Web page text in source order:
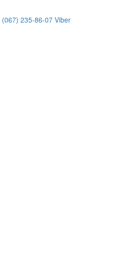
(067) 235-86-07 Viber